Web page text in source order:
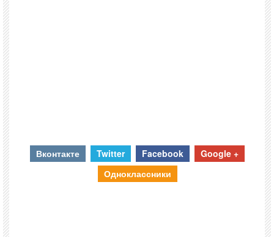
Вконтакте Twitter Facebook
Google +
Одноклассники